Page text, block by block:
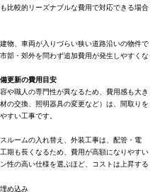
比較的リーズナブルな費用で対応できる場合
物、車両が入りづらい狭い道路沿いの物件で
部・郊外を問わず追加費用が発生しやすくな
更新の費用目安
や職人の専門性が異なるため、費用感も大き
の交換、照明器具の変更など）は、間取りを
すい工事です。
ルームの入れ替え、外装工事は、配管・電
期も長くなるため、費用が高額になりやすい
性の高い仕様を選ぶほど、コストは上昇する